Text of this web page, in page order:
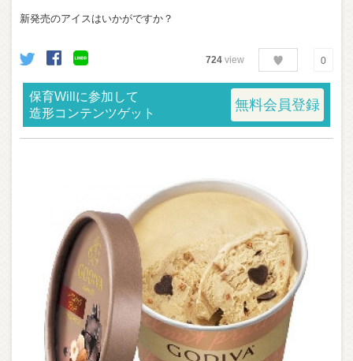
新発売のアイスはいかがですか？
724 view 0
保育Willに参加して
造形コンテンツゲット
無料会員登録